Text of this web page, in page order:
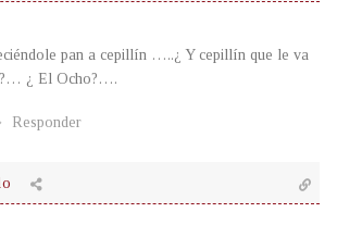
pan a cepillín …..¿ Y cepillín que le va
?… ¿ El Ocho?….
Responder